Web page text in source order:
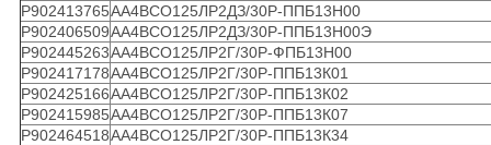
Р902413765АА4ВСО125ЛР2ДЗ/30Р-ППБ13Н00
Р902406509АА4ВСО125ЛР2ДЗ/30Р-ППБ13Н00Э
Р902445263АА4ВСО125ЛР2Г/30Р-ФПБ13Н00
Р902417178АА4ВСО125ЛР2Г/30Р-ППБ13К01
Р902425166АА4ВСО125ЛР2Г/30Р-ППБ13К02
Р902415985АА4ВСО125ЛР2Г/30Р-ППБ13К07
Р902464518АА4ВСО125ЛР2Г/30Р-ППБ13К34